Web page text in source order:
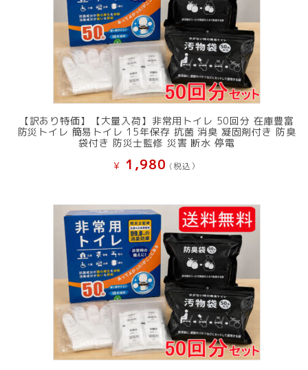
【訳あり特価】【大量入荷】非常用トイレ 50回分 在庫豊富
防災トイレ 簡易トイレ 15年保存 抗菌 消臭 凝固剤付き 防臭
袋付き 防災士監修 災害 断水 停電
¥ 1,980 (税込）